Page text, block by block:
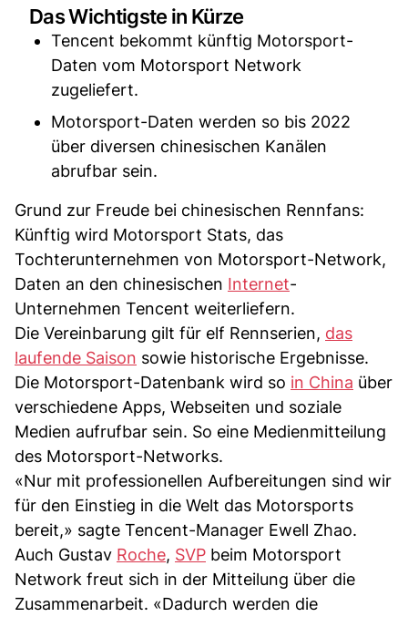
Das Wichtigste in Kürze
Tencent bekommt künftig Motorsport-
Daten vom Motorsport Network
zugeliefert.
Motorsport-Daten werden so bis 2022
über diversen chinesischen Kanälen
abrufbar sein.
Grund zur Freude bei chinesischen Rennfans:
Künftig wird Motorsport Stats, das
Tochterunternehmen von Motorsport-Network,
Daten an den chinesischen Internet-
Unternehmen Tencent weiterliefern.
Die Vereinbarung gilt für elf Rennserien, das
laufende Saison sowie historische Ergebnisse.
Die Motorsport-Datenbank wird so in China über
verschiedene Apps, Webseiten und soziale
Medien aufrufbar sein. So eine Medienmitteilung
des Motorsport-Networks.
«Nur mit professionellen Aufbereitungen sind wir
für den Einstieg in die Welt das Motorsports
bereit,» sagte Tencent-Manager Ewell Zhao.
Auch Gustav Roche, SVP beim Motorsport
Network freut sich in der Mitteilung über die
Zusammenarbeit. «Dadurch werden die